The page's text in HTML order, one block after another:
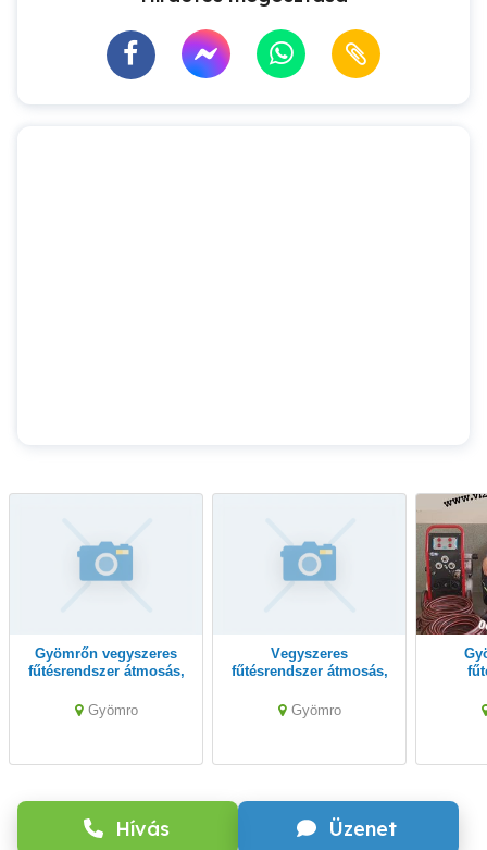
Hívás Üzenet
Gyömrőn vegyszeres
fűtésrendszer átmosás,
06309389713.
Gyömro
Vegyszeres
fűtésrendszer átmosás,
Gyömrőn 06309389713.
Gyömro
Gyömrőn gépi